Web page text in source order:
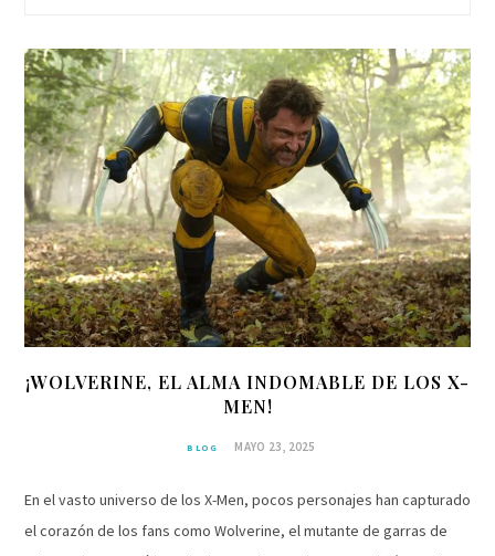
¡WOLVERINE, EL ALMA INDOMABLE DE LOS X-
MEN!
BLOG MAYO 23, 2025
En el vasto universo de los X-Men, pocos personajes han capturado
el corazón de los fans como Wolverine, el mutante de garras de